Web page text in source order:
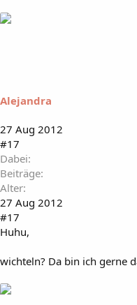
Alejandra
27 Aug 2012
#17
Dabei
Beiträge
Alter
27 Aug 2012
#17
Huhu,
wichteln? Da bin ich gerne